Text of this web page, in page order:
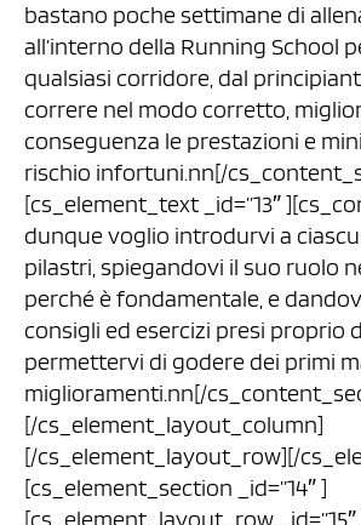
bastano poche settimane di
all’interno della Running School
qualsiasi corridore, dal
correre nel modo corretto,
conseguenza le prestazioni e
rischio infortuni.nn[/
[cs_element_text _id=”13″
dunque voglio introdurvi a
pilastri, spiegandovi il suo ruolo
perché è fondamentale, e
consigli ed esercizi presi proprio
permettervi di godere dei primi
miglioramenti.nn[/
[/cs_element_layout_column]
[/cs_element_layout_row][/
[cs_element_section _id=”14″ ]